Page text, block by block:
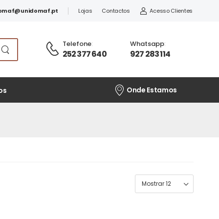
Lojas Contactos Acesso Clientes
Telefone:
252 377 640
Whatsapp:
927 283 114
Onde Estamos